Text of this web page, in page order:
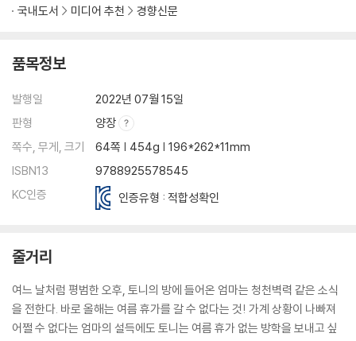
국내도서
미디어 추천 경향신문
품목정보
발행일
2022년 07월 15일
판형
양장
쪽수, 무게, 크기
64쪽 | 454g | 196*262*11mm
ISBN13
9788925578545
KC인증
인증유형 : 적합성확인
줄거리
여느 날처럼 평범한 오후, 토니의 방에 들어온 엄마는 청천벽력 같은 소식
을 전한다. 바로 올해는 여름 휴가를 갈 수 없다는 것! 가계 상황이 나빠져
어쩔 수 없다는 엄마의 설득에도 토니는 여름 휴가 없는 방학을 보내고 싶